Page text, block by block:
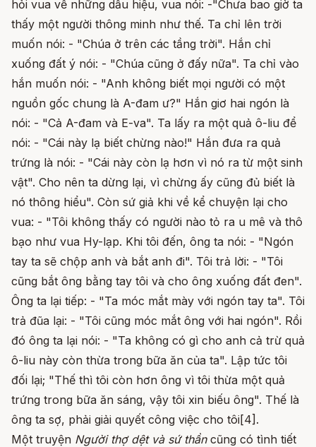
hỏi vua về những dấu hiệu, vua nói: -"Chưa bao giờ ta
thấy một người thông minh như thế. Ta chỉ lên trời
muốn nói: - "Chúa ở trên các tầng trời". Hắn chỉ
xuống đất ý nói: - "Chúa cũng ở đấy nữa". Ta chỉ vào
hắn muốn nói: - "Anh không biết mọi người có một
nguồn gốc chung là A-đam ư?" Hắn giơ hai ngón là
nói: - "Cả A-đam và E-va". Ta lấy ra một quả ô-liu để
nói: - "Cái này lạ biết chừng nào!" Hắn đưa ra quả
trứng là nói: - "Cái này còn lạ hơn vì nó ra từ một sinh
vật". Cho nên ta dừng lại, vì chừng ấy cũng đủ biết là
nó thông hiểu". Còn sứ giả khi về kể chuyện lại cho
vua: - "Tôi không thấy có người nào tỏ ra u mê và thô
bạo như vua Hy-lạp. Khi tôi đến, ông ta nói: - "Ngón
tay ta sẽ chộp anh và bắt anh đi". Tôi trả lời: - "Tôi
cũng bắt ông bằng tay tôi và cho ông xuống đất đen".
Ông ta lại tiếp: - "Ta móc mắt mày với ngón tay ta". Tôi
trả đũa lại: - "Tôi cũng móc mắt ông với hai ngón". Rồi
đó ông ta lại nói: - "Ta không có gì cho anh cả trừ quả
ô-liu này còn thừa trong bữa ăn của ta". Lập tức tôi
đối lại; "Thế thì tôi còn hơn ông vì tôi thừa một quả
trứng trong bữa ăn sáng, vậy tôi xin biếu ông". Thế là
ông ta sợ, phải giải quyết công việc cho tôi[4].
Một truyện Người thợ dệt và sứ thần cũng có tình tiết